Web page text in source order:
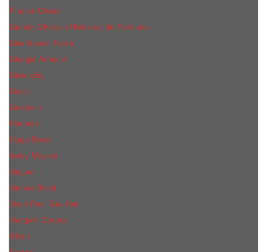
Franck Olivier
Gerald Ghislain Histoires de Parfums
Gianfranco Ferre
Giorgio Armani
Givenchy
Gucci
Guerlain
Hermes
Hugo Boss
Issey Miyake
Jaguar
James Bond
Jean Paul Gaultier
Joaquin Сortes
Kilian